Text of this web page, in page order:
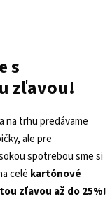
s
zľavou!
na trhu predávame
ale pre
spotrebou sme si
celé kartónové
zľavou až do 25%!